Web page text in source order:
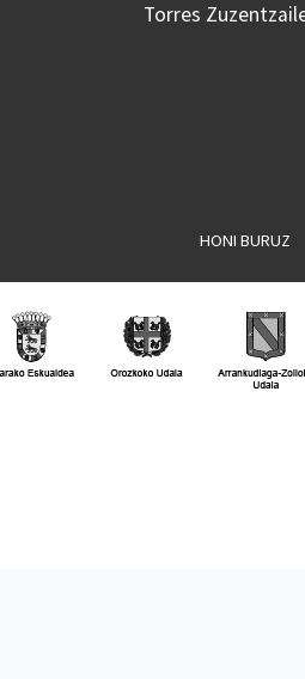
Torres
HONI BURUZ